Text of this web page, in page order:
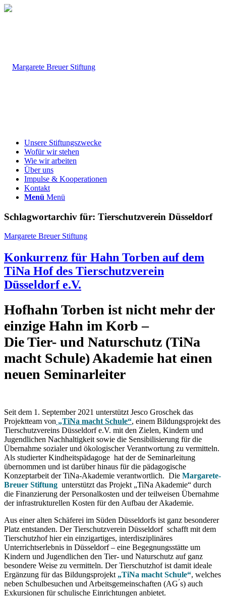
Unsere Stiftungszwecke
Wofür wir stehen
Wie wir arbeiten
Über uns
Impulse & Kooperationen
Kontakt
Menü Menü
Schlagwortarchiv für: Tierschutzverein Düsseldorf
Margarete Breuer Stiftung
Konkurrenz für Hahn Torben auf dem
TiNa Hof des Tierschutzverein
Düsseldorf e.V.
Hofhahn Torben ist nicht mehr der
einzige Hahn im Korb –
Die Tier- und Naturschutz (TiNa
macht Schule) Akademie hat einen
neuen Seminarleiter
Seit dem 1. September 2021 unterstützt Jesco Groschek das
Projektteam von „TiNa macht Schule“, einem Bildungsprojekt des
Tierschutzvereins Düsseldorf e.V. mit den Zielen, Kindern und
Jugendlichen Nachhaltigkeit sowie die Sensibilisierung für die
Übernahme sozialer und ökologischer Verantwortung zu vermitteln.
Als studierter Kindheitspädagoge hat der de Seminarleitung
übernommen und ist darüber hinaus für die pädagogische
Konzeptarbeit der TiNa-Akademie verantwortlich. Die Margarete-
Breuer Stiftung unterstützt das Projekt „TiNa Akademie“ durch
die Finanzierung der Personalkosten und der teilweisen Übernahme
der infrastrukturellen Kosten für den Aufbau der Akademie.
Aus einer alten Schäferei im Süden Düsseldorfs ist ganz besonderer
Platz entstanden. Der Tierschutzverein Düsseldorf schafft mit dem
Tierschutzhof hier ein einzigartiges, interdisziplinäres
Unterrichtserlebnis in Düsseldorf – eine Begegnungsstätte um
Kindern und Jugendlichen den Tier- und Naturschutz auf ganz
besondere Weise zu vermitteln. Der Tierschutzhof ist damit ideale
Ergänzung für das Bildungsprojekt „TiNa macht Schule“, welches
neben Schulbesuchen und Arbeitsgemeinschaften (AG ́s) auch
Exkursionen für schulische Einrichtungen anbietet.